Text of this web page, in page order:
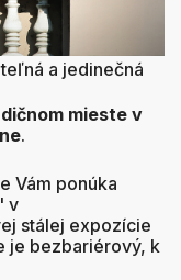
a jedinečná
mieste v
.
Vám ponúka
v
stálej expozície
je bezbariérový, k